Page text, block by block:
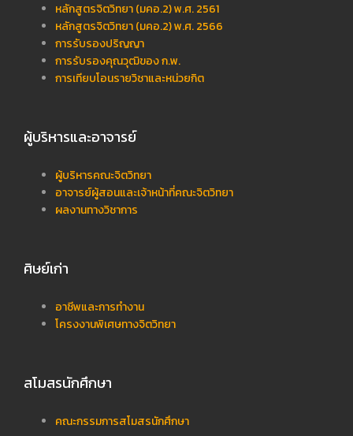
หลักสูตรจิตวิทยา (มคอ.2) พ.ศ. 2561
หลักสูตรจิตวิทยา (มคอ.2) พ.ศ. 2566
การรับรองปริญญา
การรับรองคุณวุฒิของ ก.พ.
การเทียบโอนรายวิชาและหน่วยกิต
ผู้บริหารและอาจารย์
ผู้บริหารคณะจิตวิทยา
อาจารย์ผู้สอนและเจ้าหน้าที่คณะจิตวิทยา
ผลงานทางวิชาการ
ศิษย์เก่า
อาชีพและการทำงาน
โครงงานพิเศษทางจิตวิทยา
สโมสรนักศึกษา
คณะกรรมการสโมสรนักศึกษา